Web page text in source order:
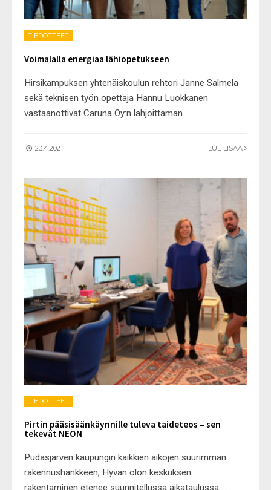
TIEDOTTEET
Voimalalla energiaa lähiopetukseen
Hirsikampuksen yhtenäiskoulun rehtori Janne Salmela
sekä teknisen työn opettaja Hannu Luokkanen
vastaanottivat Caruna Oy:n lahjoittaman...
23.4.2021 LUE LISÄÄ
TIEDOTTEET
Pirtin pääsisäänkäynnille tuleva taideteos – sen
tekevät NEON
Pudasjärven kaupungin kaikkien aikojen suurimman
rakennushankkeen, Hyvän olon keskuksen
rakentaminen etenee suunnitellussa aikataulussa.